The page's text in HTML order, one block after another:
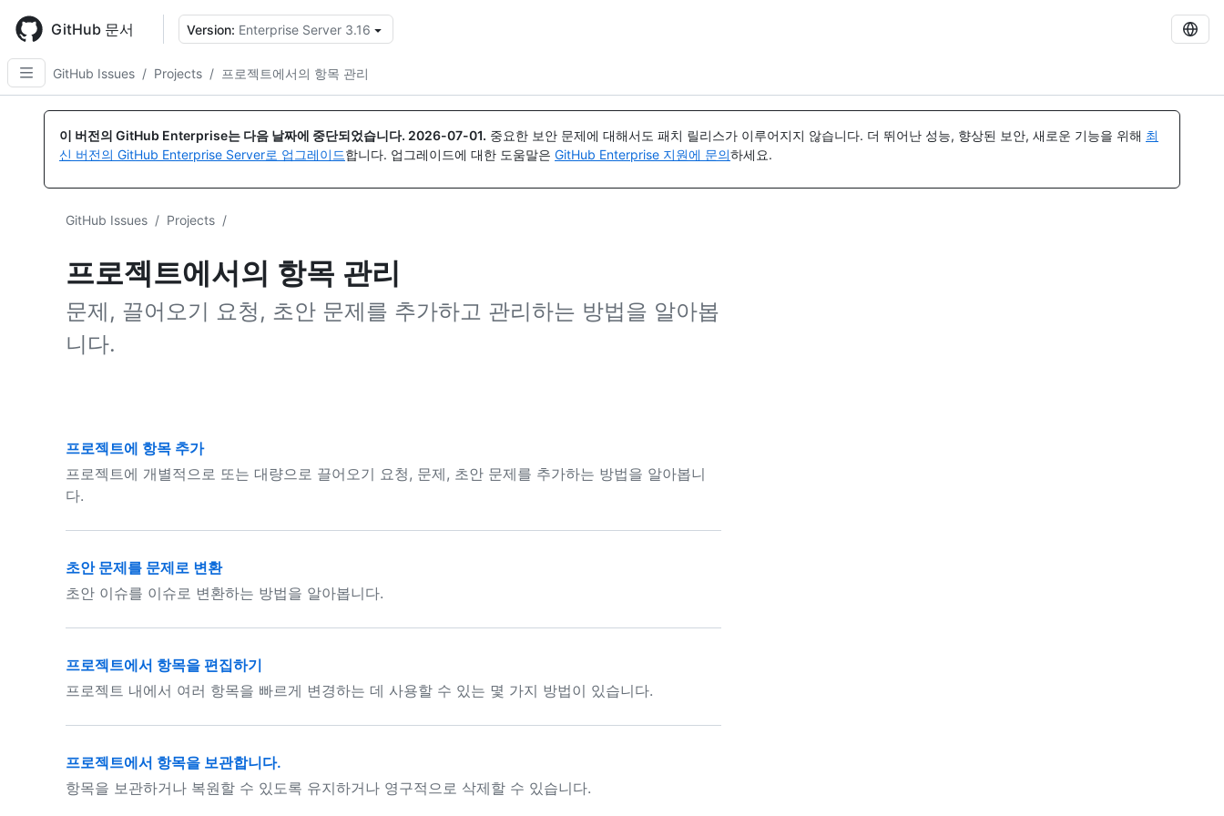
main
content
GitHub 문서 Version: Enterprise Server 3.16
GitHub Issues / Projects / 프로젝트에서의 항목 관리
이 버전의 GitHub Enterprise는 다음 날짜에 중단되었습니다. 2026-07-01. 중요한 보안 문제에 대해서도 패치 릴리스가 이루어지지 않습니다. 더 뛰어난 성능, 향상된 보안, 새로운 기능을 위해 최
신 버전의 GitHub Enterprise Server로 업그레이드합니다. 업그레이드에 대한 도움말은 GitHub Enterprise 지원에 문의하세요.
GitHub Issues / Projects /
프로젝트에서의 항목 관리
문제, 끌어오기 요청, 초안 문제를 추가하고 관리하는 방법을 알아봅
니다.
프로젝트에 항목 추가
프로젝트에 개별적으로 또는 대량으로 끌어오기 요청, 문제, 초안 문제를 추가하는 방법을 알아봅니
다.
초안 문제를 문제로 변환
초안 이슈를 이슈로 변환하는 방법을 알아봅니다.
프로젝트에서 항목을 편집하기
프로젝트 내에서 여러 항목을 빠르게 변경하는 데 사용할 수 있는 몇 가지 방법이 있습니다.
프로젝트에서 항목을 보관합니다.
항목을 보관하거나 복원할 수 있도록 유지하거나 영구적으로 삭제할 수 있습니다.